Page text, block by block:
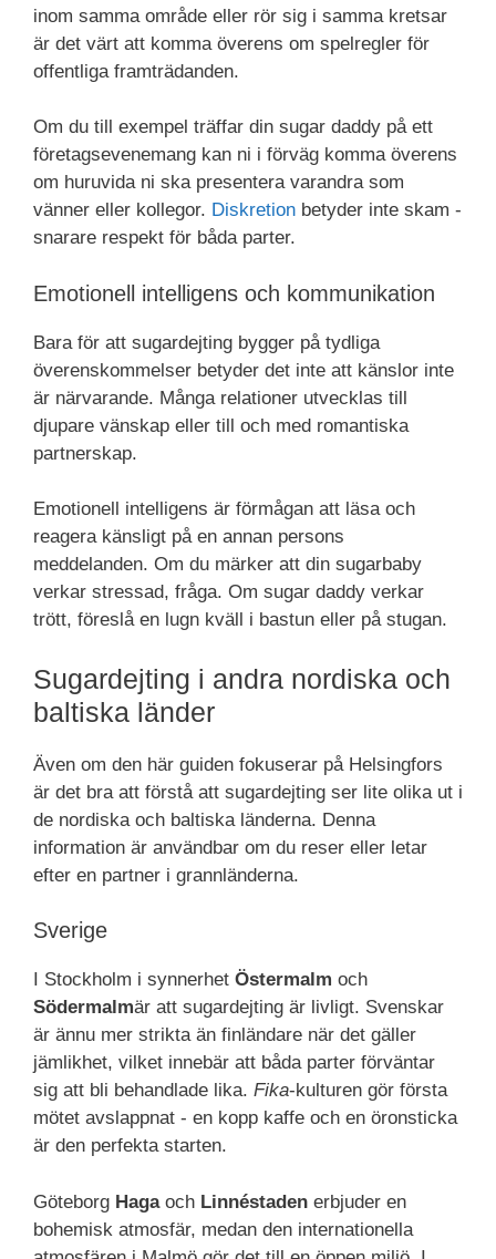
inom samma område eller rör sig i samma kretsar
är det värt att komma överens om spelregler för
offentliga framträdanden.
Om du till exempel träffar din sugar daddy på ett
företagsevenemang kan ni i förväg komma överens
om huruvida ni ska presentera varandra som
vänner eller kollegor. Diskretion betyder inte skam -
snarare respekt för båda parter.
Emotionell intelligens och kommunikation
Bara för att sugardejting bygger på tydliga
överenskommelser betyder det inte att känslor inte
är närvarande. Många relationer utvecklas till
djupare vänskap eller till och med romantiska
partnerskap.
Emotionell intelligens är förmågan att läsa och
reagera känsligt på en annan persons
meddelanden. Om du märker att din sugarbaby
verkar stressad, fråga. Om sugar daddy verkar
trött, föreslå en lugn kväll i bastun eller på stugan.
Sugardejting i andra nordiska och
baltiska länder
Även om den här guiden fokuserar på Helsingfors
är det bra att förstå att sugardejting ser lite olika ut i
de nordiska och baltiska länderna. Denna
information är användbar om du reser eller letar
efter en partner i grannländerna.
Sverige
I Stockholm i synnerhet Östermalm och
Södermalmär att sugardejting är livligt. Svenskar
är ännu mer strikta än finländare när det gäller
jämlikhet, vilket innebär att båda parter förväntar
sig att bli behandlade lika. Fika-kulturen gör första
mötet avslappnat - en kopp kaffe och en öronsticka
är den perfekta starten.
Göteborg Hagaoch Linnéstaden erbjuder en
bohemisk atmosfär, medan den internationella